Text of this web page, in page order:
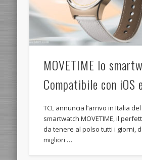
MOVETIME lo
Compatibile con iOS
TCL annuncia l’arrivo in Italia
smartwatch MOVETIME, il
da tenere al polso tutti i giorni,
migliori …